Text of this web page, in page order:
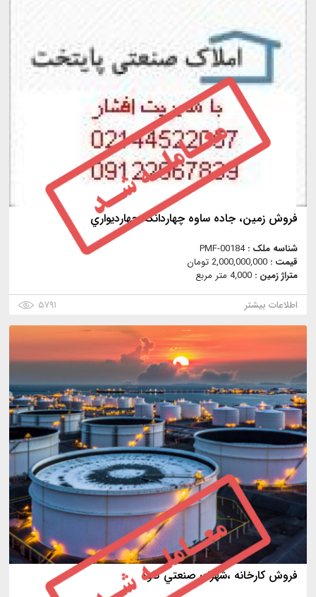
فروش زمين، جاده ساوه چهاردانگه چهارديواري
شناسه ملک :PMF-00184
قیمت : 2,000,000,000 تومان
متراژ زمین : 4,000 متر مربع
اطلاعات بیشتر
۵۷۹۱
فروش كارخانه ،شهرك صنعتي كاوه